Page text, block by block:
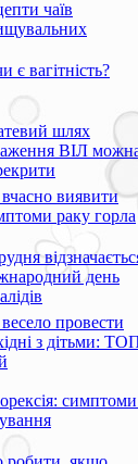
чаїв
є вагітність?
шлях
ВІЛ
виявити
раку горла
день
провести
з дітьми:
симптоми